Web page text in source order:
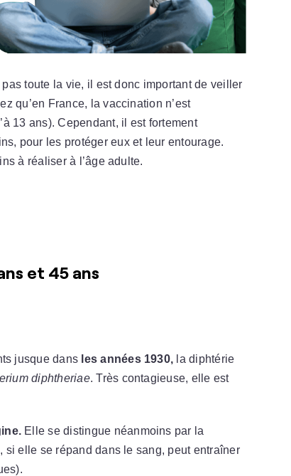
toute la vie, il est donc important de veiller
qu’en France, la vaccination n’est
13 ans). Cependant, il est fortement
pour les protéger eux et leur entourage.
à réaliser à l’âge adulte.
et 45 ans
jusque dans les années 1930, la diphtérie
diphtheriae. Très contagieuse, elle est
Elle se distingue néanmoins par la
si elle se répand dans le sang, peut entraîner